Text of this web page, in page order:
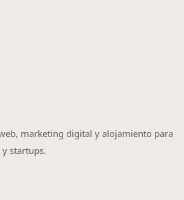
marketing digital y alojamiento para
startups.